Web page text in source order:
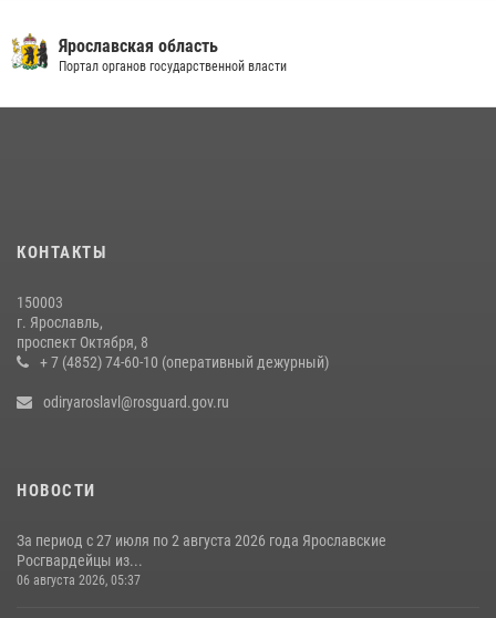
Росгвардейцы изъяли 20 единиц гражданского оружия в связи с
нарушением законодательства
в Ярославской области
ЯРОСЛАВСКИЕ РОСГВАРДЕЙЦЫ ЗА ПРОШЕДШУЮ НЕДЕЛЮ
СОВЕРШИЛИ БОЛЕЕ 300 ВЫЕЗДОВ ПО СИГНАЛАМ «ТРЕВОГА»
Ярославская область
Портал органов государственной власти
КОНТАКТЫ
150003
г. Ярославль,
проспект Октября, 8
+ 7 (4852) 74-60-10 (оперативный дежурный)
odiryaroslavl@rosguard.gov.ru
НОВОСТИ
За период с 27 июля по 2 августа 2026 года Ярославские
Росгвардейцы из...
06 августа 2026, 05:37